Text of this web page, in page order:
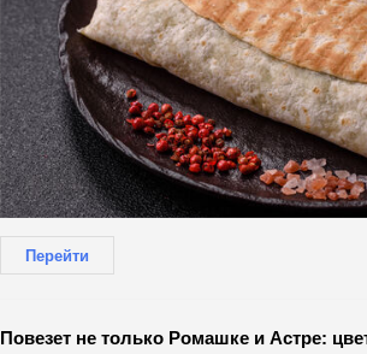
Перейти
Повезет не только Ромашке и Астре: